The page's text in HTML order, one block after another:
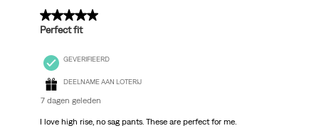
5 van 5 sterren.
Perfect fit
GEVERIFIEERD
DEELNAME AAN LOTERIJ
7 dagen geleden
I love high rise, no sag pants. These are perfect for me.